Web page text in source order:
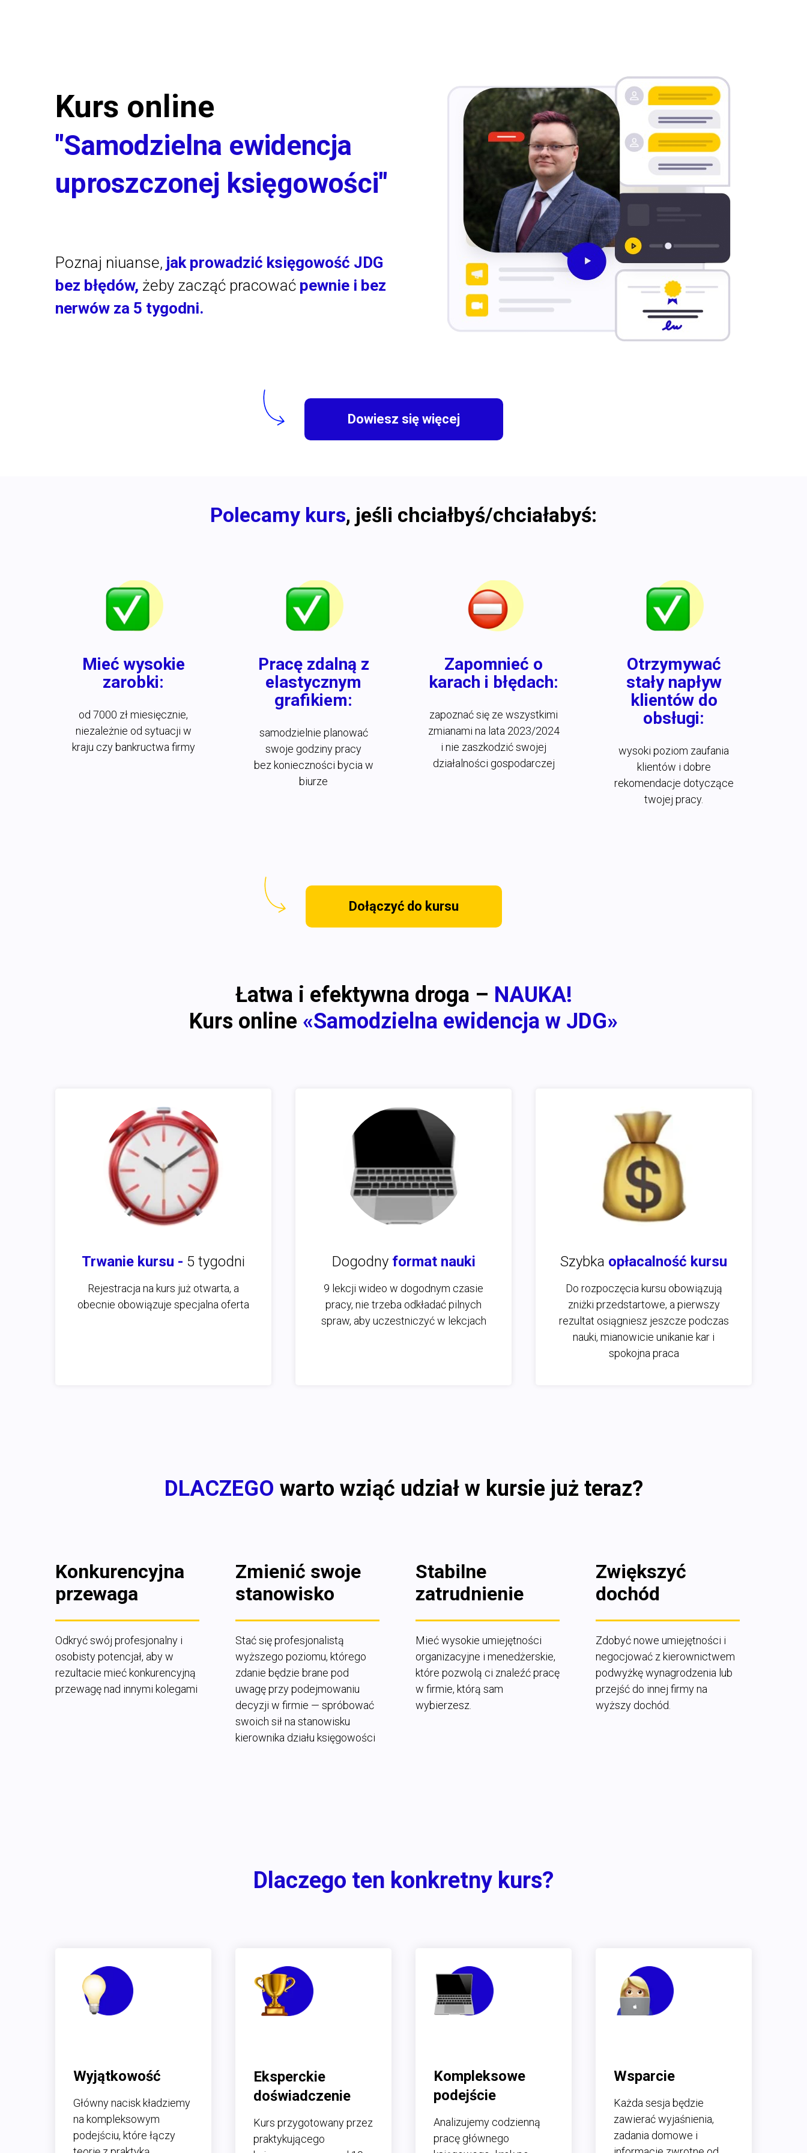
Kurs online
"Samodzielna ewidencja
uproszczonej księgowości"
Poznaj niuanse, jak prowadzić księgowość JDG
bez błędów, żeby zacząć pracować pewnie i bez
nerwów za 5 tygodni.
Dowiesz się więcej
Polecamy kurs, jeśli chciałbyś/chciałabyś:
Mieć wysokie
zarobki:
od 7000 zł miesięcznie,
niezależnie od sytuacji w
kraju czy bankructwa firmy
Pracę zdalną z
elastycznym
grafikiem:
samodzielnie planować
swoje godziny pracy
bez konieczności bycia w
biurze
Zapomnieć o
karach i błędach:
zapoznać się ze wszystkimi
zmianami na lata 2023/2024
i nie zaszkodzić swojej
działalności gospodarczej
Otrzymywać
stały napływ
klientów do
obsługi:
wysoki poziom zaufania
klientów i dobre
rekomendacje dotyczące
twojej pracy.
Dołączyć do kursu
Łatwa i efektywna droga – NAUKA!
Kurs online «Samodzielna ewidencja w JDG»
Trwanie kursu - 5 tygodni
Rejestracja na kurs już otwarta, a
obecnie obowiązuje specjalna oferta
Dogodny format nauki
9 lekcji wideo w dogodnym czasie
pracy, nie trzeba odkładać pilnych
spraw, aby uczestniczyć w lekcjach
Szybka opłacalność kursu
Do rozpoczęcia kursu obowiązują
zniżki przedstartowe, a pierwszy
rezultat osiągniesz jeszcze podczas
nauki, mianowicie unikanie kar i
spokojna praca
DLACZEGO warto wziąć udział w kursie już teraz?
Konkurencyjna
przewaga
Odkryć swój profesjonalny i
osobisty potencjał, aby w
rezultacie mieć konkurencyjną
przewagę nad innymi kolegami
Zmienić swoje
stanowisko
Stać się profesjonalistą
wyższego poziomu, którego
zdanie będzie brane pod
uwagę przy podejmowaniu
decyzji w firmie — spróbować
swoich sił na stanowisku
kierownika działu księgowości
Stabilne
zatrudnienie
Mieć wysokie umiejętności
organizacyjne i menedżerskie,
które pozwolą ci znaleźć pracę
w firmie, którą sam
wybierzesz.
Zwiększyć
dochód
Zdobyć nowe umiejętności i
negocjować z kierownictwem
podwyżkę wynagrodzenia lub
przejść do innej firmy na
wyższy dochód.
Dlaczego ten konkretny kurs?
Wyjątkowość
Główny nacisk kładziemy
na kompleksowym
podejściu, które łączy
Eksperckie
doświadczenie
Kurs przygotowany przez
praktykującego
Kompleksowe
podejście
Analizujemy codzienną
pracę głównego
Wsparcie
Każda sesja będzie
zawierać wyjaśnienia,
zadania domowe i